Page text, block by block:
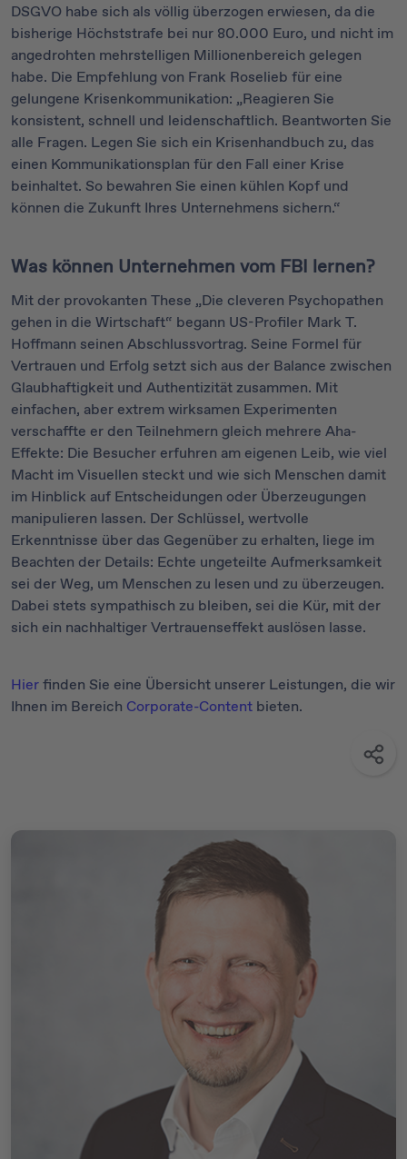
DSGVO habe sich als völlig überzogen erwiesen, da die
bisherige Höchststrafe bei nur 80.000 Euro, und nicht im
angedrohten mehrstelligen Millionenbereich gelegen
habe. Die Empfehlung von Frank Roselieb für eine
gelungene Krisenkommunikation: „Reagieren Sie
konsistent, schnell und leidenschaftlich. Beantworten Sie
alle Fragen. Legen Sie sich ein Krisenhandbuch zu, das
einen Kommunikationsplan für den Fall einer Krise
beinhaltet. So bewahren Sie einen kühlen Kopf und
können die Zukunft Ihres Unternehmens sichern.“
Was können Unternehmen vom FBI lernen?
Mit der provokanten These „Die cleveren Psychopathen
gehen in die Wirtschaft“ begann US-Profiler Mark T.
Hoffmann seinen Abschlussvortrag. Seine Formel für
Vertrauen und Erfolg setzt sich aus der Balance zwischen
Glaubhaftigkeit und Authentizität zusammen. Mit
einfachen, aber extrem wirksamen Experimenten
verschaffte er den Teilnehmern gleich mehrere Aha-
Effekte: Die Besucher erfuhren am eigenen Leib, wie viel
Macht im Visuellen steckt und wie sich Menschen damit
im Hinblick auf Entscheidungen oder Überzeugungen
manipulieren lassen. Der Schlüssel, wertvolle
Erkenntnisse über das Gegenüber zu erhalten, liege im
Beachten der Details: Echte ungeteilte Aufmerksamkeit
sei der Weg, um Menschen zu lesen und zu überzeugen.
Dabei stets sympathisch zu bleiben, sei die Kür, mit der
sich ein nachhaltiger Vertrauenseffekt auslösen lasse.
Hierfinden Sie eine Übersicht unserer Leistungen, die wir
Ihnen im Bereich Corporate-Content bieten.